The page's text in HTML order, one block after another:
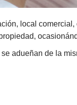
local
adueñan de la